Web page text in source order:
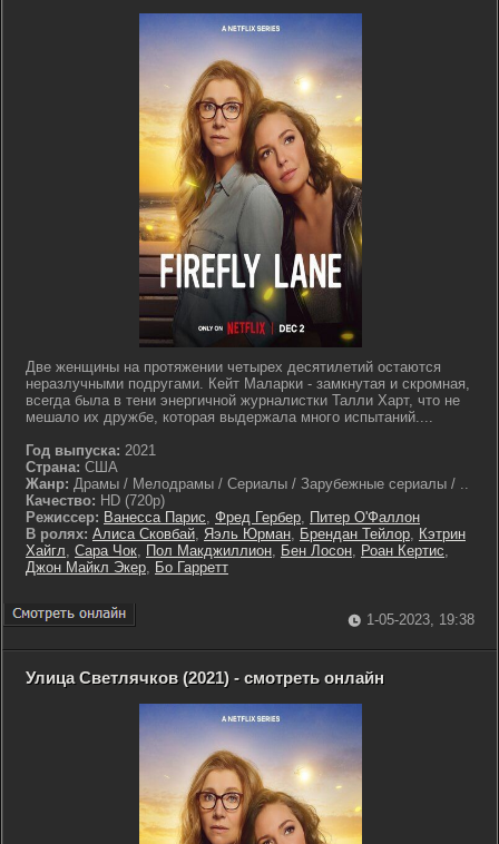
Две женщины на протяжении четырех десятилетий остаются
неразлучными подругами. Кейт Маларки - замкнутая и скромная,
всегда была в тени энергичной журналистки Талли Харт, что не
мешало их дружбе, которая выдержала много испытаний....
Год выпуска: 2021
Страна: США
Жанр: Драмы / Мелодрамы / Сериалы / Зарубежные сериалы / ..
Качество: HD (720p)
Режиссер: Ванесса Парис, Фред Гербер, Питер О'Фаллон
В ролях: Алиса Сковбай, Яэль Юрман, Брендан Тейлор, Кэтрин
Хайгл, Сара Чок, Пол Макджиллион, Бен Лосон, Роан Кертис,
Джон Майкл Экер, Бо Гарретт
1-05-2023, 19:38
Улица Светлячков (2021) - смотреть онлайн